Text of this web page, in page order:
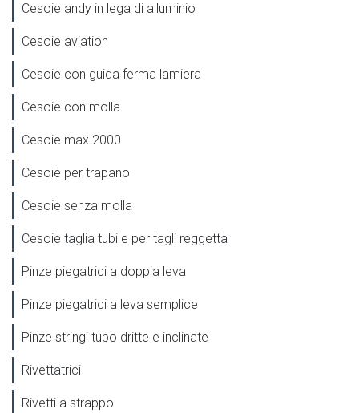
Cesoie andy in lega di alluminio
Cesoie aviation
Cesoie con guida ferma lamiera
Cesoie con molla
Cesoie max 2000
Cesoie per trapano
Cesoie senza molla
Cesoie taglia tubi e per tagli reggetta
Pinze piegatrici a doppia leva
Pinze piegatrici a leva semplice
Pinze stringi tubo dritte e inclinate
Rivettatrici
Rivetti a strappo